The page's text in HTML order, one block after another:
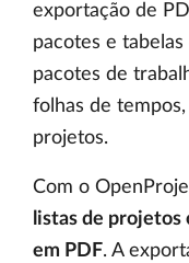
exportação de
pacotes e
pacotes de
folhas de
projetos.
Com o
listas de
em PDF. A